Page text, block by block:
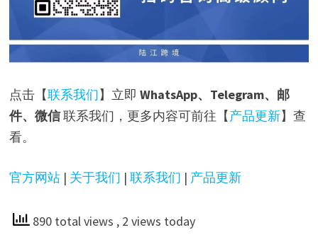
点击【联系我们】立即 WhatsApp、Telegram、邮
件、微信联系我们，更多内容可前往【产品更新】查
看。
官方网站 | 关于我们 |联系我们 | 产品更新
890 total views , 2 views today